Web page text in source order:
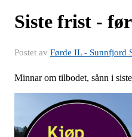
Siste frist -
Postet av Førde IL - Sunnfjord
Minnar om tilbodet, sånn i